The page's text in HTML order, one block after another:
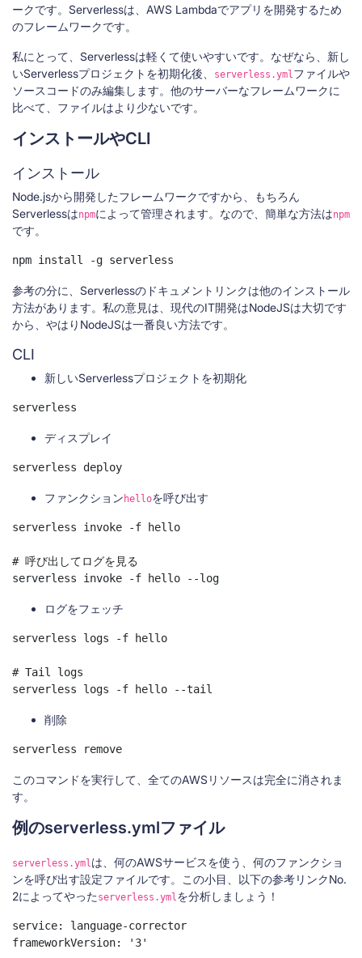
ークです。Serverlessは、AWS Lambdaでアプリを開発するため
のフレームワークです。
私にとって、Serverlessは軽くて使いやすいです。なぜなら、新し
いServerlessプロジェクトを初期化後、
serverless.ymlファイルや
ソースコードのみ編集します。他のサーバーなフレームワークに
比べて、ファイルはより少ないです。
インストールやCLI
インストール
Node.jsから開発したフレームワークですから、もちろん
Serverlessはnpmによって管理されます。なので、簡単な方法はnpm
です。
npm install -g serverless
参考の分に、Serverlessのドキュメントリンクは他のインストール
方法があります。私の意見は、現代のIT開発はNodeJSは大切です
から、やはりNodeJSは一番良い方法です。
CLI
新しいServerlessプロジェクトを初期化
serverless
ディスプレイ
serverless deploy
ファンクション helloを呼び出す
serverless invoke -f hello
# 呼び出してログを見る
serverless invoke -f hello --log
ログをフェッチ
serverless logs -f hello
# Tail logs
serverless logs -f hello --tail
削除
serverless remove
このコマンドを実行して、全てのAWSリソースは完全に消されま
す。
例のserverless.ymlファイル
serverless.ymlは、何のAWSサービスを使う、何のファンクショ
ンを呼び出す設定ファイルです。この小目、以下の参考リンクNo.
2によってやった serverless.ymlを分析しましょう！
service: language-corrector
frameworkVersion: '3'